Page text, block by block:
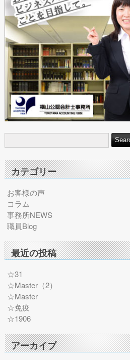
カテゴリー
お客様の声
コラム
事務所NEWS
職員Blog
最近の投稿
☆31
☆Master（2）
☆Master
☆免疫
☆1906
アーカイブ